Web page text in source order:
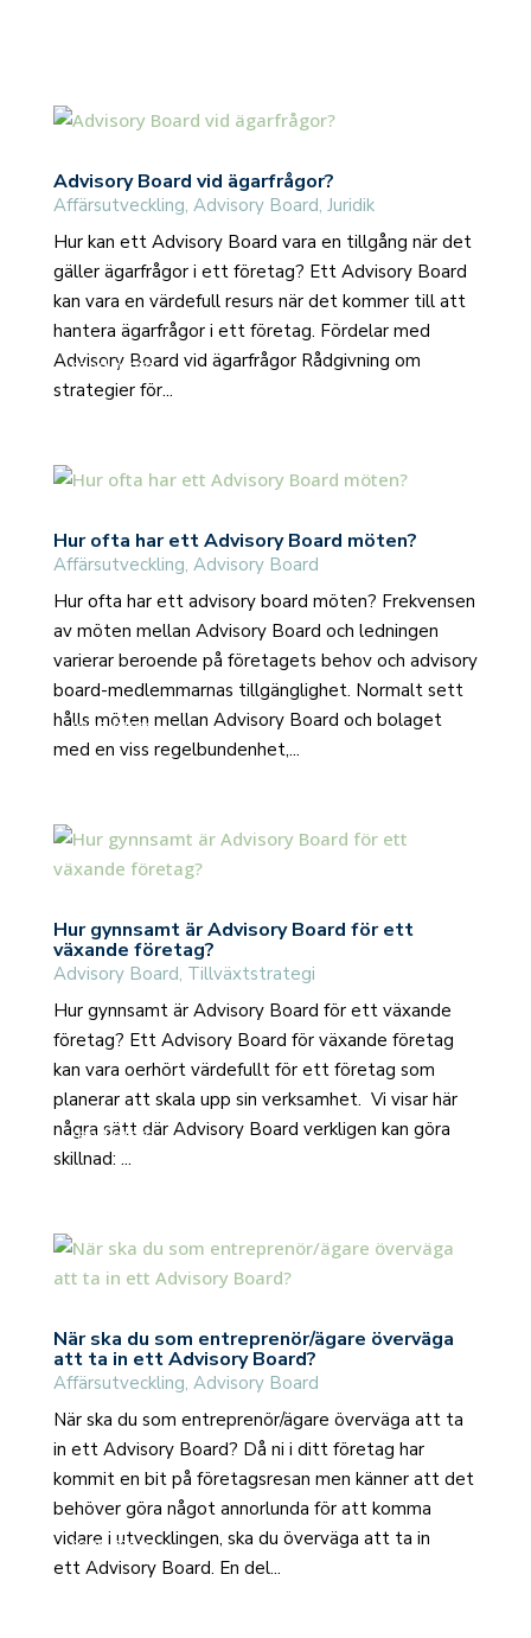
Advisory Board vid ägarfrågor?
Affärsutveckling, Advisory Board, Juridik
Hur kan ett Advisory Board vara en tillgång när det
gäller ägarfrågor i ett företag? Ett Advisory Board
kan vara en värdefull resurs när det kommer till att
hantera ägarfrågor i ett företag. Fördelar med
Advisory Board vid ägarfrågor Rådgivning om
strategier för...
read more
Hur ofta har ett Advisory Board möten?
Affärsutveckling, Advisory Board
Hur ofta har ett advisory board möten? Frekvensen
av möten mellan Advisory Board och ledningen
varierar beroende på företagets behov och advisory
board-medlemmarnas tillgänglighet. Normalt sett
hålls möten mellan Advisory Board och bolaget
med en viss regelbundenhet,...
read more
Hur gynnsamt är Advisory Board för ett
växande företag?
Advisory Board, Tillväxtstrategi
Hur gynnsamt är Advisory Board för ett växande
företag? Ett Advisory Board för växande företag
kan vara oerhört värdefullt för ett företag som
planerar att skala upp sin verksamhet. Vi visar här
några sätt där Advisory Board verkligen kan göra
skillnad: ...
read more
När ska du som entreprenör/ägare överväga
att ta in ett Advisory Board?
Affärsutveckling, Advisory Board
När ska du som entreprenör/ägare överväga att ta
in ett Advisory Board? Då ni i ditt företag har
kommit en bit på företagsresan men känner att det
behöver göra något annorlunda för att komma
vidare i utvecklingen, ska du överväga att ta in
ett Advisory Board. En del...
read more